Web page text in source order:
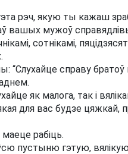
рэч, якую ты кажаш
вашых мужоў
сотнікамі,
“Слухайце справу братоў
як малога, так і
для вас будзе цяжкай,
рабіць.
пустыню гэтую,